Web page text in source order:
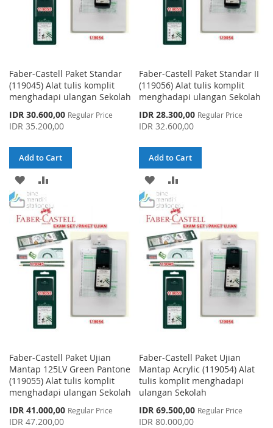
Faber-Castell Paket Standar
(119045) Alat tulis komplit
menghadapi ulangan Sekolah
Special
Price
IDR 30.600,00 Regular Price
IDR 35.200,00
Add to Cart
ADD
TO
WISH
LIST
COMPARE
Faber-Castell Paket Standar II
(119056) Alat tulis komplit
menghadapi ulangan Sekolah
Special
Price
IDR 28.300,00 Regular Price
IDR 32.600,00
Add to Cart
ADD
TO
WISH
LIST
COMPARE
Faber-Castell Paket Ujian
Mantap 125LV Green Pantone
(119055) Alat tulis komplit
menghadapi ulangan Sekolah
Special
Price
IDR 41.000,00 Regular Price
IDR 47.200,00
Faber-Castell Paket Ujian
Mantap Acrylic (119054) Alat
tulis komplit menghadapi
ulangan Sekolah
Special
Price
IDR 69.500,00 Regular Price
IDR 80.000,00